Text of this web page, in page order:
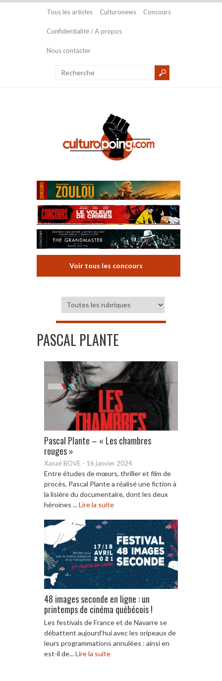
Tous les articles Culturonews Concours
Confidentialité / A propos
Nous contacter
Voir tous les concours
PASCAL PLANTE
Pascal Plante – « Les chambres
rouges »
Xanaé BOVE - 16 janvier 2024
Entre études de mœurs, thriller et film de
procès, Pascal Plante a réalisé une fiction à
la lisière du documentaire, dont les deux
héroïnes ...Lire la suite
48 images seconde en ligne : un
printemps de cinéma québécois !
Les festivals de France et de Navarre se
débattent aujourd’hui avec les oripeaux de
leurs programmations annulées : ainsi en
est-il de...Lire la suite